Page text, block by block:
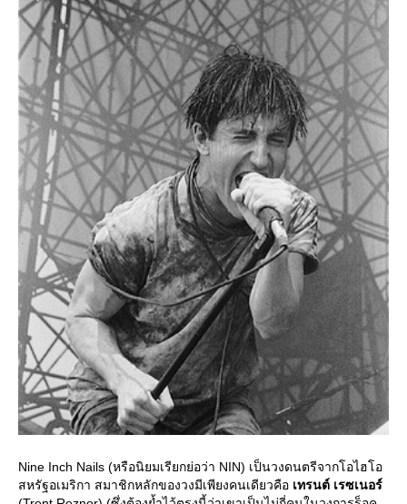
Nine Inch Nails (หรือนิยมเรียกย่อว่า NIN) เป็นวงดนตรีจากโอไฮโอ
สหรัฐอเมริกา สมาชิกหลักของวงมีเพียงคนเดียวคือ เทรนต์ เรซเนอร์